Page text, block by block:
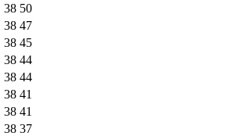
38 50
38 47
38 45
38 44
38 44
38 41
38 41
38 37